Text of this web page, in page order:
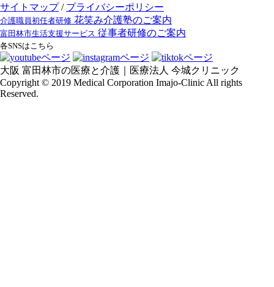
サイトマップ/ プライバシーポリシー
介護職員初任者研修 花笑み介護塾のご案内
富田林市生活支援サービス 従事者研修のご案内
各SNSはこちら
大阪 富田林市の医療と介護｜医療法人 今城クリニック
Copyright © 2019 Medical Corporation Imajo-Clinic All rights
Reserved.